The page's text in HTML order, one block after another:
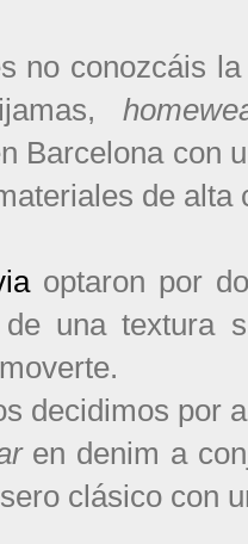
no conozcáis
Barcelona con
de alta
optaron por
una textura
decidimos por
en denim a
clásico con